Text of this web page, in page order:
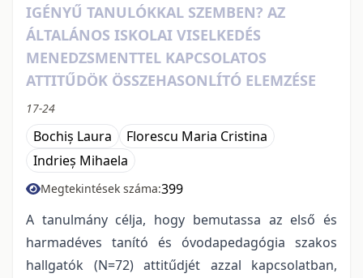
IGÉNYŰ TANULÓKKAL SZEMBEN? AZ
ÁLTALÁNOS ISKOLAI VISELKEDÉS
MENEDZSMENTTEL KAPCSOLATOS
ATTITŰDÖK ÖSSZEHASONLÍTÓ ELEMZÉSE
17-24
Bochiș Laura
Florescu Maria Cristina
Indrieș Mihaela
Megtekintések száma:399
A tanulmány célja, hogy bemutassa az első és
harmadéves tanító és óvodapedagógia szakos
hallgatók (N=72) attitűdjét azzal kapcsolatban,